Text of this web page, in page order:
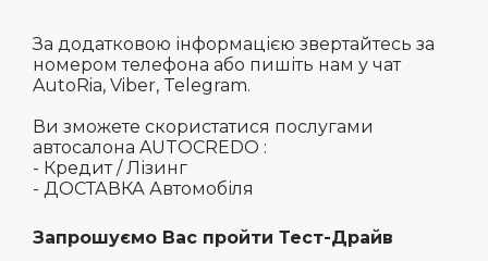
За додатковою інформацією звертайтесь за
номером телефона або пишіть нам у чат
AutoRia, Viber, Telegram.
Ви зможете скористатися послугами
автосалона AUTOCREDO :
- Кредит / Лізинг
- ДОСТАВКА Автомобіля
Запрошуємо Вас пройти Тест-Драйв